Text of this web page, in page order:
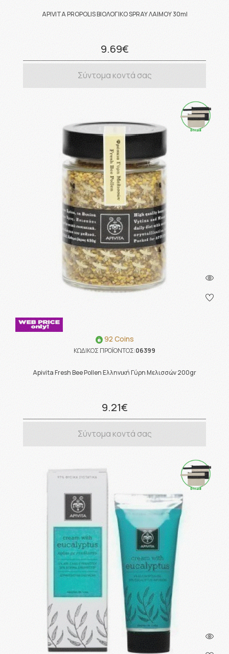
APIVITA PROPOLIS ΒΙΟΛΟΓΙΚΟ SPRAY ΛΑΙΜΟΥ 30ml
9.69€
Σύντομα κοντά σας
92 Coins
ΚΩΔΙΚΟΣ ΠΡΟΪΟΝΤΟΣ:06399
Apivita Fresh Bee Pollen Ελληνική Γύρη Μελισσών 200gr
9.21€
Σύντομα κοντά σας